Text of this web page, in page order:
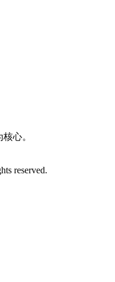
心。
reserved.